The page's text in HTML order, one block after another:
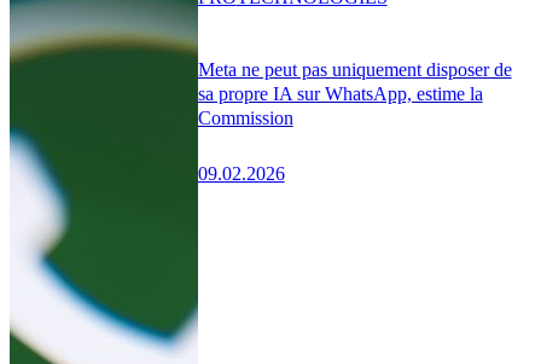
Meta ne peut pas uniquement disposer de
sa propre IA sur WhatsApp, estime la
Commission
09.02.2026